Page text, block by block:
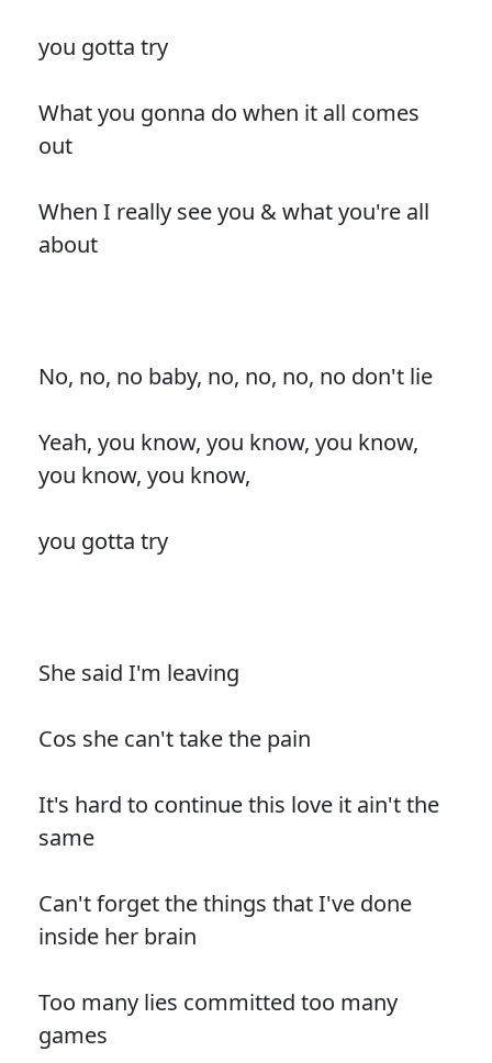
you gotta try
What you gonna do when it all comes
out
When I really see you & what you're all
about
No, no, no baby, no, no, no, no don't lie
Yeah, you know, you know, you know,
you know, you know,
you gotta try
She said I'm leaving
Cos she can't take the pain
It's hard to continue this love it ain't the
same
Can't forget the things that I've done
inside her brain
Too many lies committed too many
games